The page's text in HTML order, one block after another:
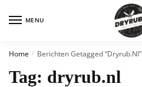
MENU
Home / Berichten Getagged “dryrub.nl”
Tag: dryrub.nl